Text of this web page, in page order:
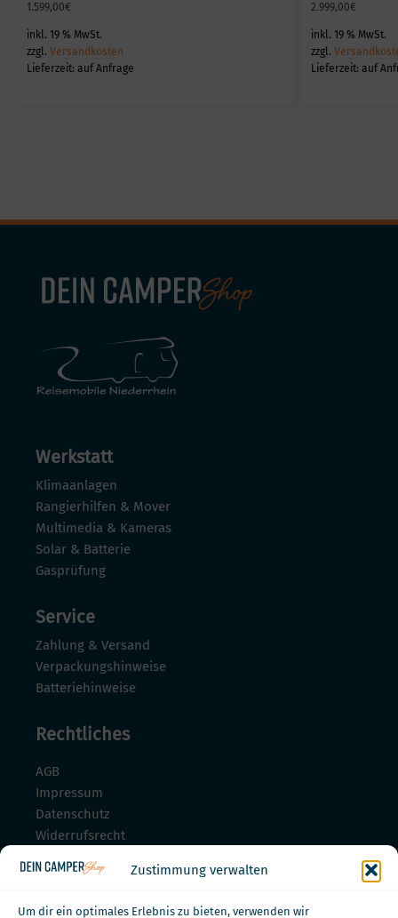
Zustimmung verwalten
Um dir ein optimales Erlebnis zu bieten, verwenden wir
1.599,00€
inkl. 19 % MwSt.
zzgl. Versandkosten
Lieferzeit: auf Anfrage
2.999,00€
inkl. 19 % MwSt.
zzgl.
Lieferzeit: auf
Werkstatt
Klimaanlagen
Rangierhilfen & Mover
Multimedia & Kameras
Solar & Batterie
Gasprüfung
Service
Zahlung & Versand
Verpackungshinweise
Batteriehinweise
Rechtliches
AGB
Impressum
Datenschutz
Widerrufsrecht
Zahlungsmöglichkeiten